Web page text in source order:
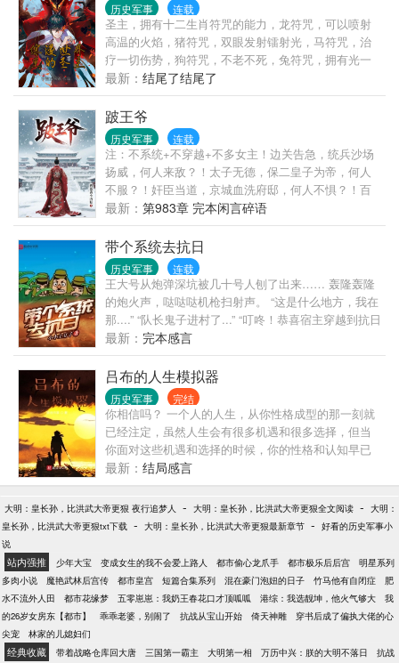
历史军事 连载
圣主，拥有十二生肖符咒的能力，龙符咒，可以喷射
高温的火焰，猪符咒，双眼发射镭射光，马符咒，治
疗一切伤势，狗符咒，不老不死，兔符咒，拥有光一
般甚至超越光的速度，鸡符咒，悬浮于空中，猴符
咒，变身为任意形态，蛇符咒，透明化，羊符咒，灵
魂出窍甚至掌控灵魂，虎符咒，调节阴阳，鼠符咒，
赐予静物以动的能力，牛符咒，拥有力大无穷的力量
（有些能力我略微修改了一下，大部分是原着搬
运），本文讲的是主角身怀圣主系统，穿越众多动漫
世界，宣扬自己的威严……柯南（暂停中）迪迦（已
完结）成龙历险记（进行中）书友群 友情提示：观看
本书需要放下您的智商，将他放在地上摩擦几下，那
样你将会觉得本书非常有趣。
最新： 结尾了结尾了
跛王爷
历史军事 连载
注：不系统+不穿越+不多女主！边关告急，统兵沙场
扬威，何人来敌？！太子无德，保二皇子为帝，何人
不服？！奸臣当道，京城血洗府邸，何人不惧？！百
姓疾苦，变法革新天下，何人非议？！漫天风雪中，
一道一瘸一拐的身影走向巍峨皇城；大红蟒袍在风中
摆动，猎猎响声与风声交织在一起；白茫茫天地间那
一抹红，在夕阳的衬托下，显的那么孤独.......
最新： 第983章 完本闲言碎语
带个系统去抗日
历史军事 连载
王大号从炮弹深坑被几十号人刨了出来…… 轰隆轰隆
的炮火声，哒哒哒机枪扫射声。 “这是什么地方，我在
那....” “队长鬼子进村了...” “叮咚！恭喜宿主穿越到抗日
战争时期，完成系统任务会有丰厚奖励，百米射杀一
名鬼子，奖励一颗红苹果，完成999个任务，赠送神秘
大礼包…” “这是什么坑爹系统，杀鬼子奖励苹果怎么
不送我飞机大炮，什么神秘大礼包也不说清楚，真是
坑爹系统啊…” “队长我抓个鬼子少左...” “给我松开，老
子要和他单挑…” “队长我抓个鬼子大左..” “放开小鬼
子，老子要用菜刀和他过过招...” “队长我抓个鬼子少
将…” “他娘的你小子真行，回去赏你半斤地瓜烧…”王
大号游击队，李云龙独立团，楚云飞三五八团，丁伟
部队… “李云龙独立团解放县城，没有我王大号游击队
弟兄们能成事…” “云飞兄被小鬼子围困山顶，我王大
“丁伟这小子太滑头，竟捡现成武器装备…” “老李吹牛
皮是响当当！” “孔二愣子，你说我李云龙吹牛皮响当
当，有游击队王大胖子能吹…”
最新： 完本感言
吕布的人生模拟器
历史军事 完结
你相信吗？ 一个人的人生，从你性格成型的那一刻就
已经注定，虽然人生会有很多机遇和很多选择，但当
你面对这些机遇和选择的时候，你的性格和认知早已
注定了你会如何选择，作为一个注定的失败者，您是
否愿意从此刻起重塑您的人生？ 人生模拟器，改变未
来，改变人生，你值得拥有。 洛阳城外，吕布跨坐在
赤兔马上随着队伍行驶在宽敞的驿道之上，脑海中那
不断萦绕，不多，但却反复不断地说，如同夏日的蚊
蝇一般在你耳畔不断闪过，还打不死，让吕布烦闷不
堪。
最新： 结局感言
大明：皇长孙，比洪武大帝更狠 夜行追梦人 - 大明：皇长孙，比洪武大帝更狠全文阅读 - 大明：
皇长孙，比洪武大帝更狠txt下载 - 大明：皇长孙，比洪武大帝更狠最新章节 - 好看的历史军事小
说
站内强推 少年大宝 变成女生的我不会爱上路人 都市偷心龙爪手 都市极乐后后宫
明星系列
多肉小说
魔艳武林后宫传 都市皇宫 短篇合集系列 混在豪门泡妞的日子 竹马他有自闭症
肥
水不流外人田
都市花缘梦 五零崽崽：我奶王春花口才顶呱呱 港综：我选靓坤，他火气够大
我
的26岁女房东【都市】
乖乖老婆，别闹了 抗战从宝山开始 倚天神雕
穿书后成了偏执大佬的心
尖宠
林家的儿媳妇们
经典收藏 带着战略仓库回大唐 三国第一霸主 大明第一相 万历中兴：朕的大明不落日
抗战